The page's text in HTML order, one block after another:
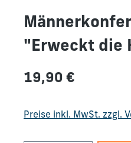
"Erweckt die
Regulärer Preis:
19,90 €
Preise inkl. MwSt. zzgl.